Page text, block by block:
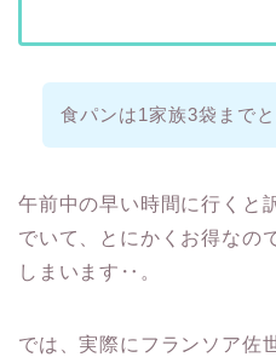
食パンは1家族3袋まで
午前中の早い時間に行くと
でいて、とにかくお得なの
しまいます‥。
では、実際にフランソア佐